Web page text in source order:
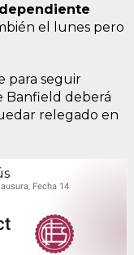
el lunes pero
para seguir
Banfield deberá
relegado en
Fecha 14